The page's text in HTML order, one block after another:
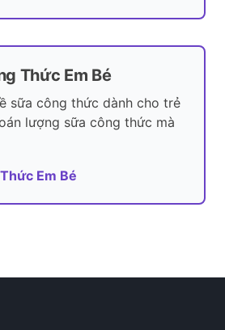
Thức Em Bé
sữa công thức dành cho trẻ
lượng sữa công thức mà
Em Bé